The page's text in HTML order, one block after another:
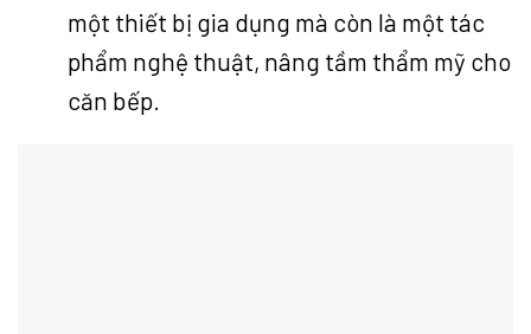
một thiết bị gia dụng mà còn là một tác
phẩm nghệ thuật, nâng tầm thẩm mỹ cho
căn bếp.